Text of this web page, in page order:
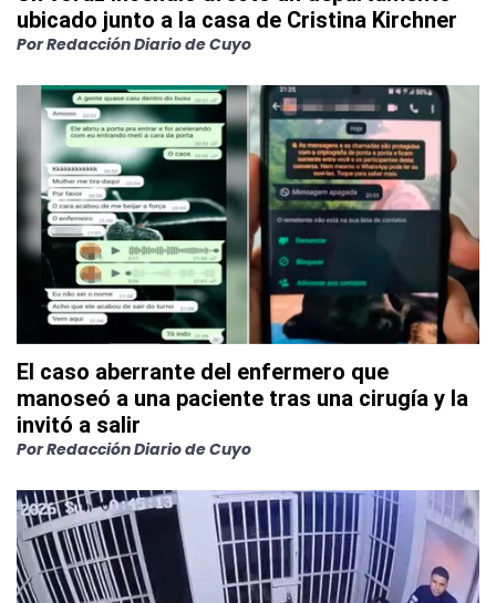
ubicado junto a la casa de Cristina Kirchner
PorRedacción Diario de Cuyo
El caso aberrante del enfermero que
manoseó a una paciente tras una cirugía y la
invitó a salir
PorRedacción Diario de Cuyo